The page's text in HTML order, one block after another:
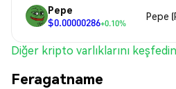
Pepe
$0.00000286+0.10%
Pepe
Diğer kripto varlıklarını
Feragatname